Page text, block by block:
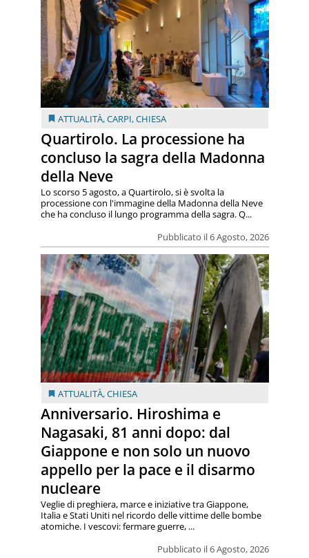
ATTUALITÀ,CARPI,CHIESA
Quartirolo. La processione ha
concluso la sagra della Madonna
della Neve
Pubblicato il 6 Agosto, 2026
Lo scorso 5 agosto, a Quartirolo, si è svolta la
processione con l'immagine della Madonna della Neve
che ha concluso il lungo programma della sagra. Q...
ATTUALITÀ,CHIESA
Anniversario. Hiroshima e
Nagasaki, 81 anni dopo: dal
Giappone e non solo un nuovo
appello per la pace e il disarmo
nucleare
Pubblicato il 6 Agosto, 2026
Veglie di preghiera, marce e iniziative tra Giappone,
Italia e Stati Uniti nel ricordo delle vittime delle bombe
atomiche. I vescovi: fermare guerre, ...